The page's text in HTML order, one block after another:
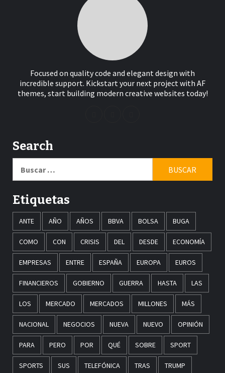
Focused on quality code and elegant design with
incredible support. Kickstart your next project with AF
themes, start building modern creative websites today!
Search
Etiquetas
ANTE AÑO AÑOS BBVA BOLSA BUGA
COMO CON CRISIS DEL DESDE ECONOMÍA
EMPRESAS ENTRE ESPAÑA EUROPA EUROS
FINANCIEROS GOBIERNO GUERRA HASTA LAS
LOS MERCADO MERCADOS MILLONES MÁS
NACIONAL NEGOCIOS NUEVA NUEVO OPINIÓN
PARA PERO POR QUÉ SOBRE SPORT
SPORTS SUS TELEFÓNICA TRAS TRUMP